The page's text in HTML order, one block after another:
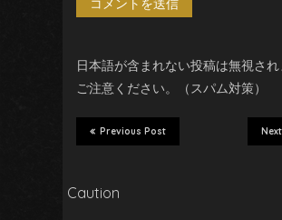
日本語が含まれない投稿は無視さ
ご注意ください。（スパム対策）
Previous Post
Caution